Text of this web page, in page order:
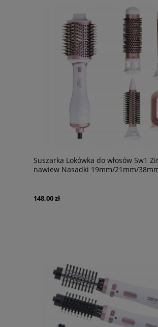
Suszarka Lokówka do włosów 5w1
nawiew Nasadki 19mm/21mm/
148,00 zł